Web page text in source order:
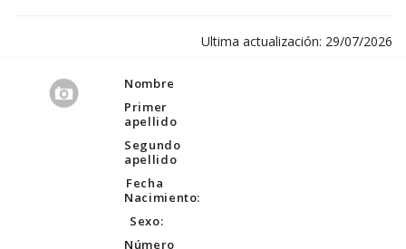
Ultima actualización: 29/07/2026
Nombre
Primer
apellido
Segundo
apellido
Fecha
Nacimiento:
Sexo:
Número